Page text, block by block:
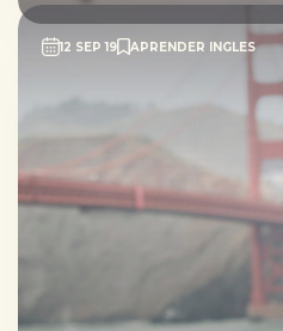
12 SEP 19 APRENDER INGLES